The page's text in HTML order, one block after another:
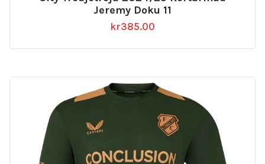
Jeremy Doku 11
kr385.00